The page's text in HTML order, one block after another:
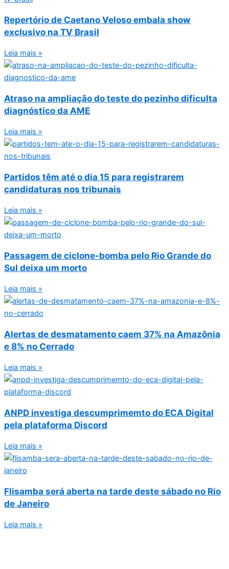
Repertório de Caetano Veloso embala show
exclusivo na TV Brasil
Leia mais »
Atraso na ampliação do teste do pezinho dificulta
diagnóstico da AME
Leia mais »
Partidos têm até o dia 15 para registrarem
candidaturas nos tribunais
Leia mais »
Passagem de ciclone-bomba pelo Rio Grande do
Sul deixa um morto
Leia mais »
Alertas de desmatamento caem 37% na Amazônia
e 8% no Cerrado
Leia mais »
ANPD investiga descumprimemto do ECA Digital
pela plataforma Discord
Leia mais »
Flisamba será aberta na tarde deste sábado no Rio
de Janeiro
Leia mais »